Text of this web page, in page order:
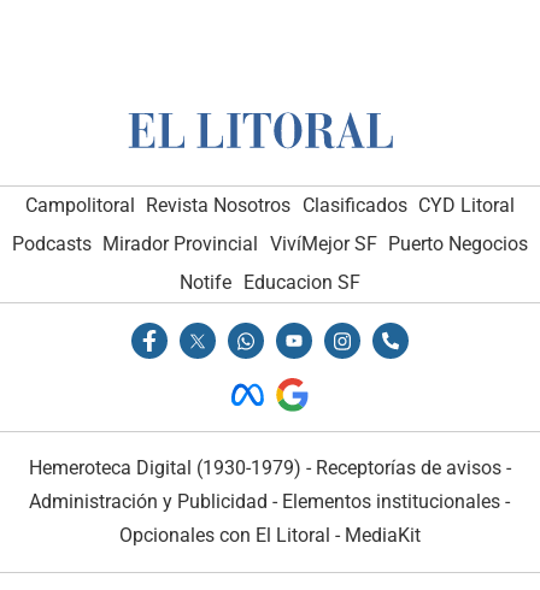
Campolitoral Revista Nosotros Clasificados CYD Litoral
Podcasts Mirador Provincial VivíMejor SF Puerto Negocios
Notife Educacion SF
Hemeroteca Digital (1930-1979) - Receptorías de avisos -
Administración y Publicidad - Elementos institucionales -
Opcionales con El Litoral - MediaKit